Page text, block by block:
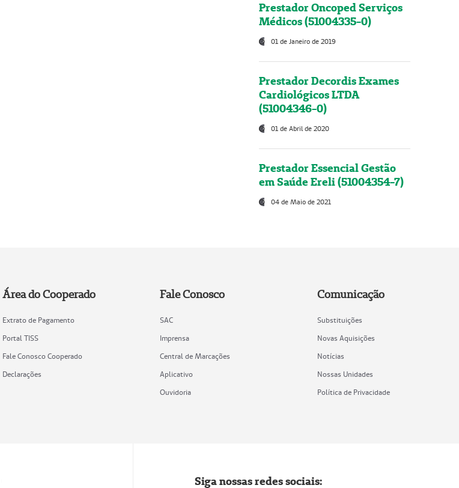
Prestador Oncoped Serviços
Médicos (51004335-0)
01 de Janeiro de 2019
Prestador Decordis Exames
Cardiológicos LTDA
(51004346-0)
01 de Abril de 2020
Prestador Essencial Gestão
em Saúde Ereli (51004354-7)
04 de Maio de 2021
Área do Cooperado
Extrato de Pagamento
Portal TISS
Fale Conosco Cooperado
Declarações
Fale Conosco
SAC
Imprensa
Central de Marcações
Aplicativo
Ouvidoria
Comunicação
Substituições
Novas Aquisições
Notícias
Nossas Unidades
Política de Privacidade
Siga nossas redes sociais: